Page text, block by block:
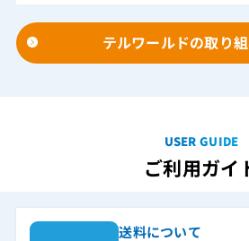
テルワールドの取り
USER GUIDE
ご利用ガイ
送料について